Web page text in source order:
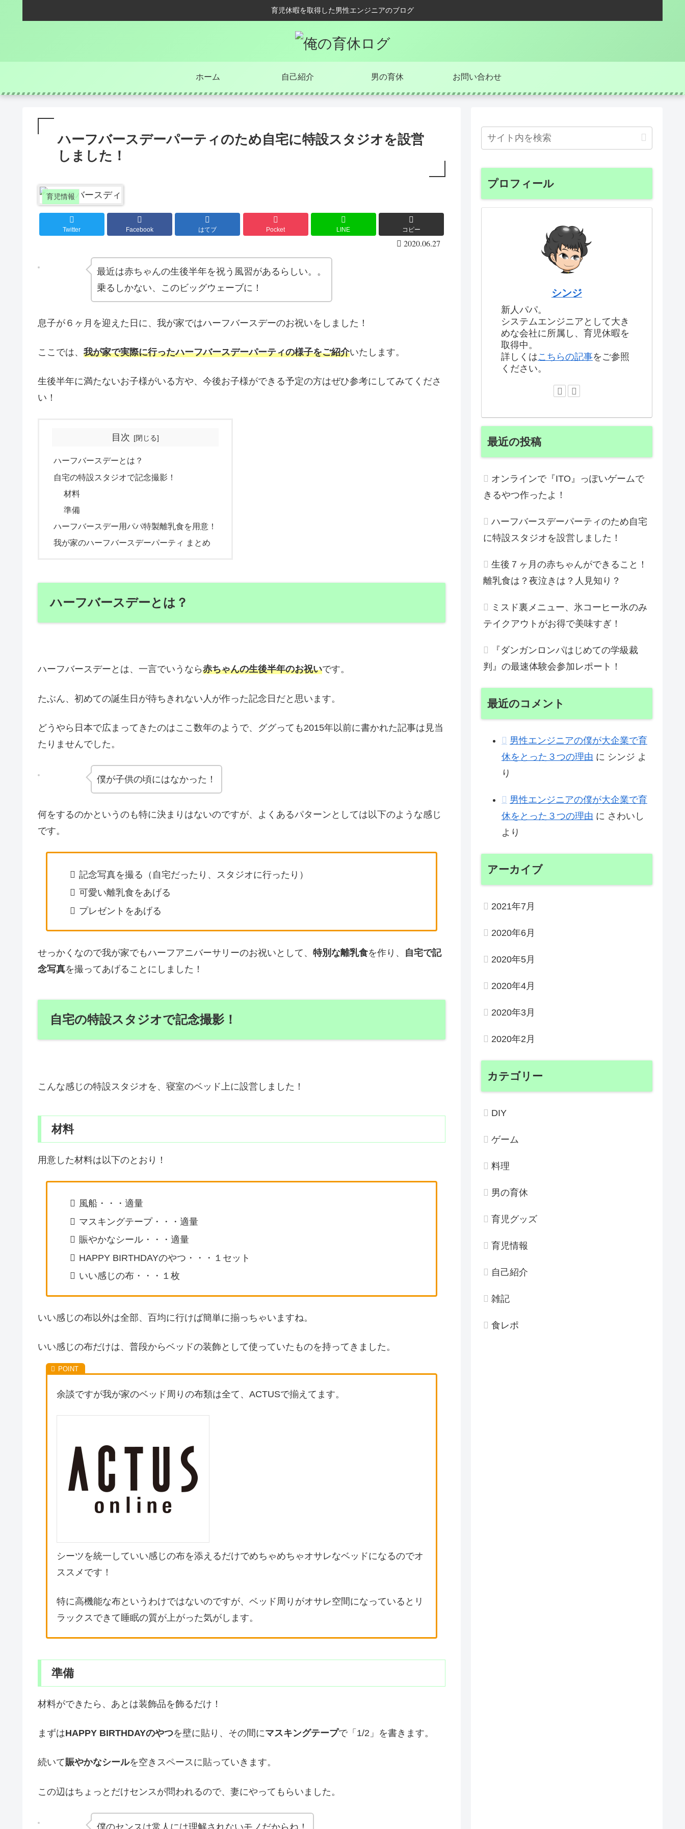
育児休暇を取得した男性エンジニアのブログ
ホーム 自己紹介 男の育休 お問い合わせ
ハーフバースデーパーティのため自宅に特設スタジオを設営
しました！
育児情報
Twitter Facebook はてブ Pocket LINE コピー
2020.06.27
最近は赤ちゃんの生後半年を祝う風習があるらしい。。
乗るしかない、このビッグウェーブに！
息子が６ヶ月を迎えた日に、我が家ではハーフバースデーのお祝いをしました！
ここでは、 我が家で実際に行ったハーフバースデーパーティの様子をご紹介いたします。
生後半年に満たないお子様がいる方や、今後お子様ができる予定の方はぜひ参考にしてみてくださ
い！
目次
ハーフバースデーとは？
自宅の特設スタジオで記念撮影！
材料
準備
ハーフバースデー用パパ特製離乳食を用意！
我が家のハーフバースデーパーティ まとめ
ハーフバースデーとは？
ハーフバースデーとは、一言でいうなら赤ちゃんの生後半年のお祝いです。
たぶん、初めての誕生日が待ちきれない人が作った記念日だと思います。
どうやら日本で広まってきたのはここ数年のようで、ググっても2015年以前に書かれた記事は見当
たりませんでした。
僕が子供の頃にはなかった！
何をするのかというのも特に決まりはないのですが、よくあるパターンとしては以下のような感じ
です。
記念写真を撮る（自宅だったり、スタジオに行ったり）
可愛い離乳食をあげる
プレゼントをあげる
せっかくなので我が家でもハーフアニバーサリーのお祝いとして、 特別な離乳食を作り、 自宅で記
念写真を撮ってあげることにしました！
自宅の特設スタジオで記念撮影！
こんな感じの特設スタジオを、寝室のベッド上に設営しました！
材料
用意した材料は以下のとおり！
風船・・・適量
マスキングテープ・・・適量
賑やかなシール・・・適量
HAPPY BIRTHDAYのやつ・・・１セット
いい感じの布・・・１枚
いい感じの布以外は全部、百均に行けば簡単に揃っちゃいますね。
いい感じの布だけは、普段からベッドの装飾として使っていたものを持ってきました。
余談ですが我が家のベッド周りの布類は全て、ACTUSで揃えてます。
シーツを統一していい感じの布を添えるだけでめちゃめちゃオサレなベッドになるのでオ
ススメです！
特に高機能な布というわけではないのですが、ベッド周りがオサレ空間になっているとリ
ラックスできて睡眠の質が上がった気がします。
準備
材料ができたら、あとは装飾品を飾るだけ！
まずはHAPPY BIRTHDAYのやつを壁に貼り、その間にマスキングテープで「1/2」を書きます。
続いて賑やかなシールを空きスペースに貼っていきます。
この辺はちょっとだけセンスが問われるので、妻にやってもらいました。
僕のセンスは常人には理解されないモノだからね！
プロフィール
シンジ
新人パパ。
システムエンジニアとして大き
めな会社に所属し、育児休暇を
取得中。
詳しくはこちらの記事をご参照
ください。
最近の投稿
オンラインで『ITO』っぽいゲームで
きるやつ作ったよ！
ハーフバースデーパーティのため自宅
に特設スタジオを設営しました！
生後７ヶ月の赤ちゃんができること！
離乳食は？夜泣きは？人見知り？
ミスド裏メニュー、氷コーヒー氷のみ
テイクアウトがお得で美味すぎ！
『ダンガンロンパはじめての学級裁
判』の最速体験会参加レポート！
最近のコメント
男性エンジニアの僕が大企業で育
休をとった３つの理由 に シンジ よ
り
男性エンジニアの僕が大企業で育
休をとった３つの理由 に さわいし
より
アーカイブ
2021年7月
2020年6月
2020年5月
2020年4月
2020年3月
2020年2月
カテゴリー
DIY
ゲーム
料理
男の育休
育児グッズ
育児情報
自己紹介
雑記
食レポ